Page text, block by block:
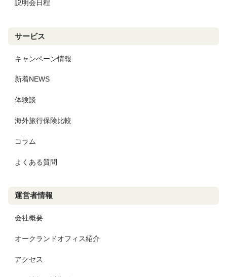
説明会日程
サービス
キャンペーン情報
新着NEWS
体験談
海外旅行保険比較
コラム
よくある質問
運営者情報
会社概要
オークランドオフィス紹介
アクセス